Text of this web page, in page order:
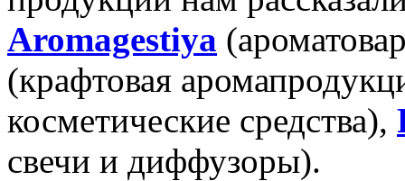
Aromagestiya
(крафтовая
косметические средства),
свечи и диффузоры).